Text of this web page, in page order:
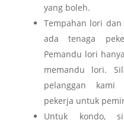
yang boleh.
Tempahan lori
ada tenaga
Pemandu lori
memandu lori.
pelanggan
pekerja untuk
Untuk kondo,